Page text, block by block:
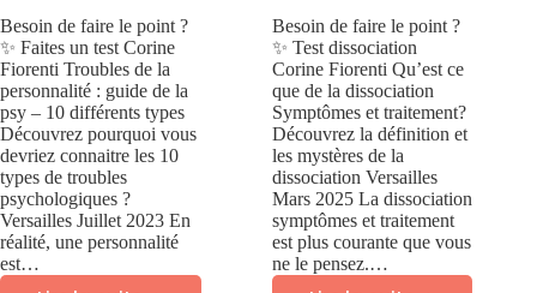
Besoin de faire le point ?
✨ Faites un test Corine
Fiorenti Troubles de la
personnalité : guide de la
psy – 10 différents types
Découvrez pourquoi vous
devriez connaitre les 10
types de troubles
psychologiques ?
Versailles Juillet 2023 En
réalité, une personnalité
est…
Besoin de faire le point ?
✨ Test dissociation
Corine Fiorenti Qu’est ce
que de la dissociation
Symptômes et traitement?
Découvrez la définition et
les mystères de la
dissociation Versailles
Mars 2025 La dissociation
symptômes et traitement
est plus courante que vous
ne le pensez.…